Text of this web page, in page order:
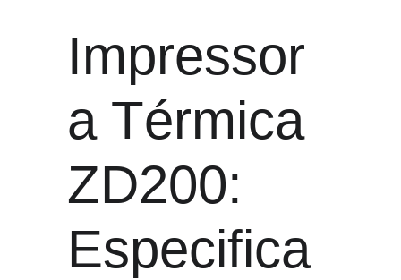
Impressor
a Térmica
ZD200:
Especifica